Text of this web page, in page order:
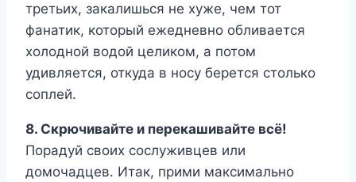
третьих, закалишься не хуже, чем тот
фанатик, который ежедневно обливается
холодной водой целиком, а потом
удивляется, откуда в носу берется столько
соплей.
8. Скрючивайте и перекашивайте всё!
Порадуй своих сослуживцев или
домочадцев. Итак, прими максимально